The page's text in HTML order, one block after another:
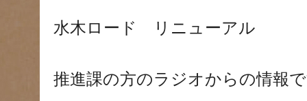
水木ロード リニューアル
推進課の方のラジオからの情報